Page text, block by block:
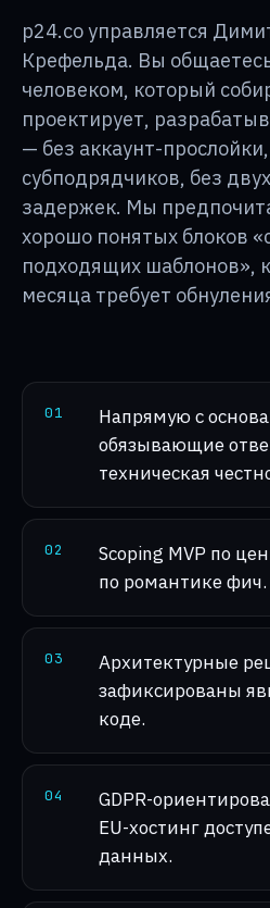
p24.co управляется
Крефельда. Вы
человеком, который
проектирует,
— без аккаунт-
субподрядчиков, без
задержек. Мы
хорошо понятых блоков
подходящих шаблонов»,
месяца требует
01
Напрямую с
обязывающие
техническая
02
Scoping MVP по
по романтике фич.
03
Архитектурные
зафиксированы
коде.
04
GDPR-
EU-хостинг
данных.